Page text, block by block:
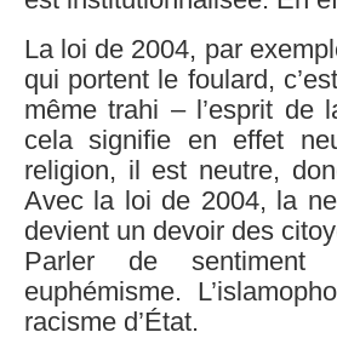
La loi de 2004, par
qui portent le foulard,
même trahi – l’esprit
cela signifie en effet
religion, il est neutre,
Avec la loi de 2004, la
devient un devoir des
Parler de sentiment
euphémisme.
racisme d’État.